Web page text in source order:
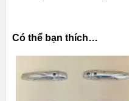
Có thể bạn thích…